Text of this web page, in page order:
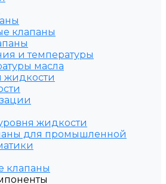
клапаны
и температуры
масла
жидкости
жидкости
для промышленной
клапаны